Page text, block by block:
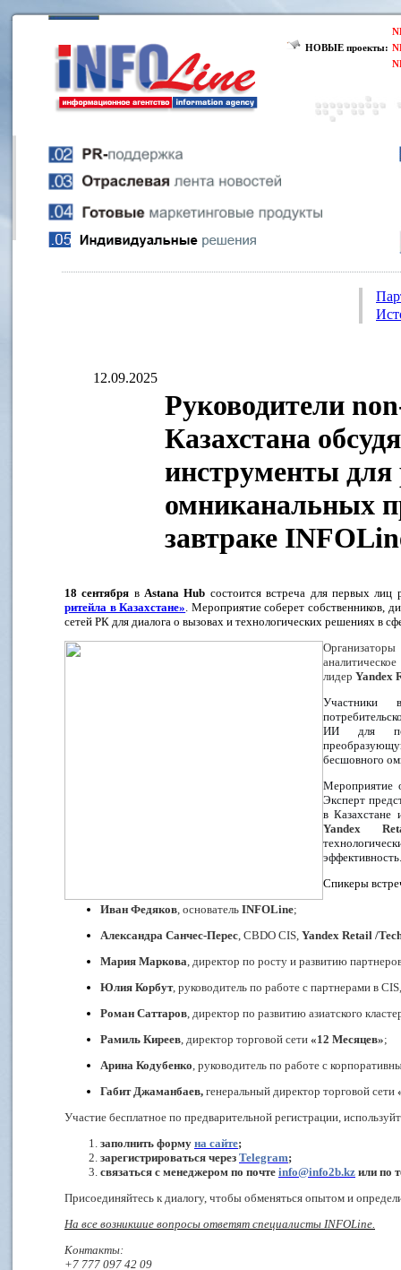
НОВЫЕ проекты:
12.09.2025
Руководители
Казахстана
инструменты для
омниканальных
завтраке
18 сентября в AstanaHub состоится встреча для первых лиц
ритейла в Казахстане». Мероприятие соберет собственников,
сетей РК для диалога о вызовах и технологических решениях в
лидер Yandex
Участники
ИИ для
бесшовного
Мероприятие
Эксперт
в Казахстане
Yandex
эффективность.
Спикеры
Иван Федяков, основатель INFOLine;
Александра Санчес-Перес, CBDO CIS, Yandex Retail /
Мария Маркова, директор по росту и развитию
Юлия Корбут, руководитель по работе с партнерами в
Роман Саттаров, директор по развитию азиатского
Рамиль Киреев, директор торговой сети «12 Месяцев»;
Арина Кодубенко, руководитель по работе с
Габит Джаманбаев, генеральный директор торговой сети
Участие бесплатное по предварительной регистрации,
заполнить форму на сайте;
зарегистрироваться через Telegram;
связаться с менеджером по почте info@info2b.kz или по
Присоединяйтесь к диалогу, чтобы обменяться опытом и
На все возникшие вопросы ответят специалисты INFOLine.
Контакты:
+7 777 097 42 09